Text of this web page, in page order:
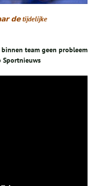
𝗱𝗲 tijdelijke
team geen probleem
Sportnieuws